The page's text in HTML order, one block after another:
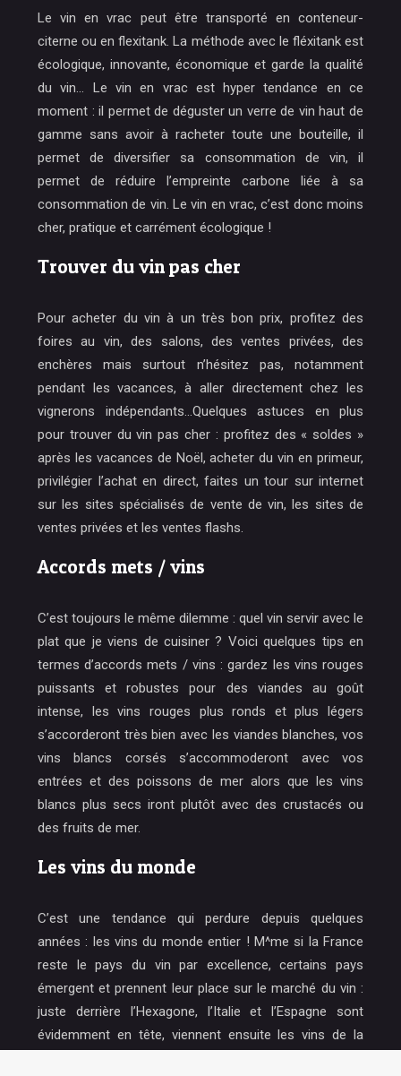
Le vin en vrac peut être transporté en conteneur-
citerne ou en flexitank. La méthode avec le fléxitank est
écologique, innovante, économique et garde la qualité
du vin… Le vin en vrac est hyper tendance en ce
moment : il permet de déguster un verre de vin haut de
gamme sans avoir à racheter toute une bouteille, il
permet de diversifier sa consommation de vin, il
permet de réduire l’empreinte carbone liée à sa
consommation de vin. Le vin en vrac, c’est donc moins
cher, pratique et carrément écologique !
Trouver du vin pas cher
Pour acheter du vin à un très bon prix, profitez des
foires au vin, des salons, des ventes privées, des
enchères mais surtout n’hésitez pas, notamment
pendant les vacances, à aller directement chez les
vignerons indépendants…Quelques astuces en plus
pour trouver du vin pas cher : profitez des « soldes »
après les vacances de Noël, acheter du vin en primeur,
privilégier l’achat en direct, faites un tour sur internet
sur les sites spécialisés de vente de vin, les sites de
ventes privées et les ventes flashs.
Accords mets / vins
C’est toujours le même dilemme : quel vin servir avec le
plat que je viens de cuisiner ? Voici quelques tips en
termes d’accords mets / vins : gardez les vins rouges
puissants et robustes pour des viandes au goût
intense, les vins rouges plus ronds et plus légers
s’accorderont très bien avec les viandes blanches, vos
vins blancs corsés s’accommoderont avec vos
entrées et des poissons de mer alors que les vins
blancs plus secs iront plutôt avec des crustacés ou
des fruits de mer.
Les vins du monde
C’est une tendance qui perdure depuis quelques
années : les vins du monde entier ! M^me si la France
reste le pays du vin par excellence, certains pays
émergent et prennent leur place sur le marché du vin :
juste derrière l’Hexagone, l’Italie et l’Espagne sont
évidemment en tête, viennent ensuite les vins de la